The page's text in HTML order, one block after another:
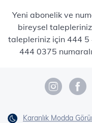
Yeni abonelik ve
bireysel
talepleriniz için 444
444 0375
Karanlık Modda